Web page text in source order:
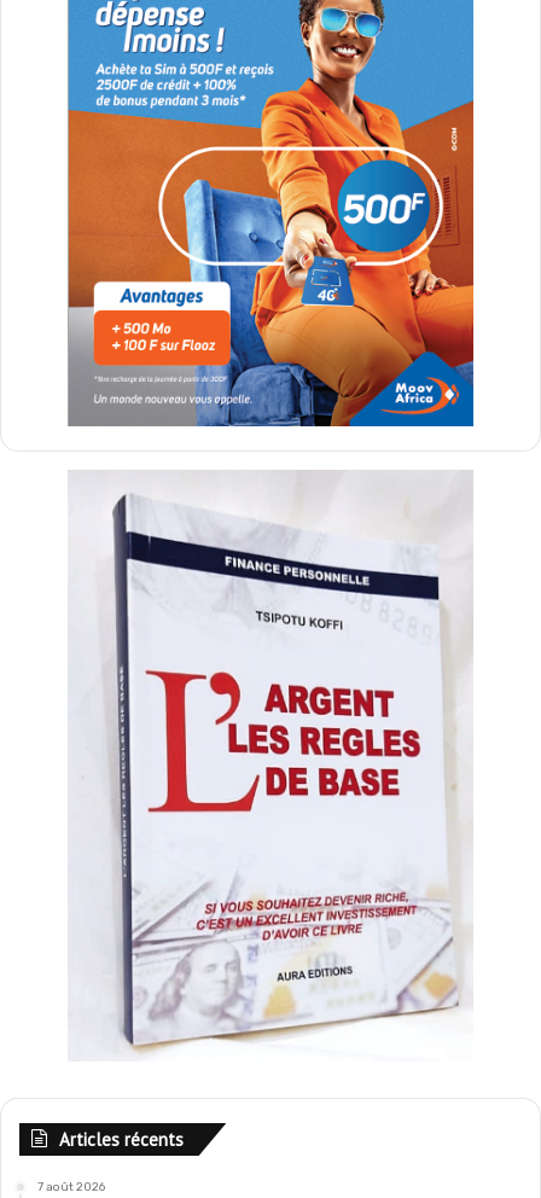
Articles récents
7 août 2026